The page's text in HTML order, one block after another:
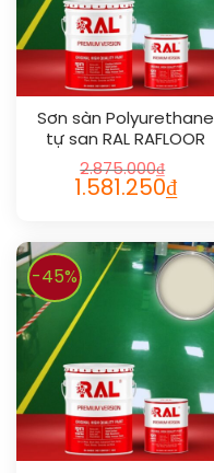
Sơn sàn Polyurethane
tự san RAL RAFLOOR
SHIELD SL 1015
2.875.000₫
1.581.250₫
-45%